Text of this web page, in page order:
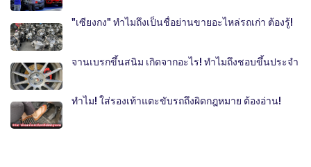
"เซียงกง" ทำไมถึงเป็นชื่อย่านขายอะไหล่รถเก่า ต้องรู้!
จานเบรกขึ้นสนิม เกิดจากอะไร! ทำไมถึงชอบขึ้นประจำ
ทำไม! ใส่รองเท้าแตะขับรถถึงผิดกฎหมาย ต้องอ่าน!